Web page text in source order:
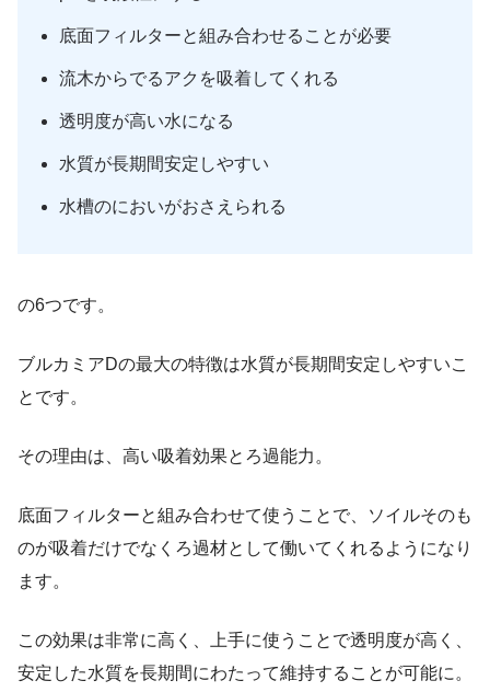
底面フィルターと組み合わせることが必要
流木からでるアクを吸着してくれる
透明度が高い水になる
水質が長期間安定しやすい
水槽のにおいがおさえられる
の6つです。
ブルカミアDの最大の特徴は水質が長期間安定しやすいこ
と です。
その理由は、高い吸着効果とろ過能力。
底面フィルターと組み合わせて使うことで、ソイルそのも
のが吸着だけでなくろ過材として働いてくれるようになり
ます。
この効果は非常に高く、上手に使うことで透明度が高く、
安定した水質を長期間にわたって維持することが可能に。